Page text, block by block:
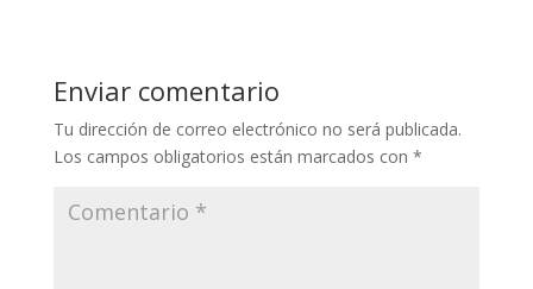
Enviar comentario
Tu dirección de correo electrónico no será publicada.
Los campos obligatorios están marcados con *